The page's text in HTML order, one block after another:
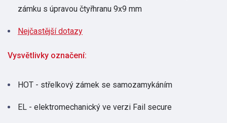
zámku s úpravou čtyřhranu 9x9 mm
Nejčastější dotazy
Vysvětlivky označení:
HOT - střelkový zámek se samozamykáním
EL - elektromechanický ve verzi Fail secure